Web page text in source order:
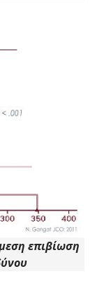
επιβίωση